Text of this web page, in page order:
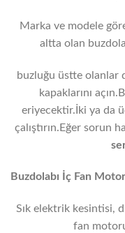
Marka ve modele
altta olan
buzluğu üstte olanlar
kapaklarını
eriyecektir.İki ya da
çalıştırın.Eğer sorun
Buzdolabı İç Fan
Sık elektrik kesintisi,
fan